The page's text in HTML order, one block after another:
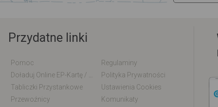
Przydatne linki
Pomoc
Regulaminy
Polityka Prywatności
Tabliczki Przystankowe
Ustawienia Cookies
Przewoźnicy
Komunikaty